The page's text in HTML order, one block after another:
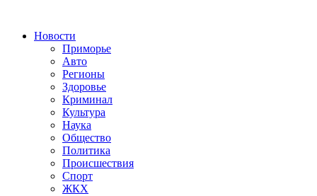
Новости
Приморье
Авто
Регионы
Здоровье
Криминал
Культура
Наука
Общество
Политика
Происшествия
Спорт
ЖКХ